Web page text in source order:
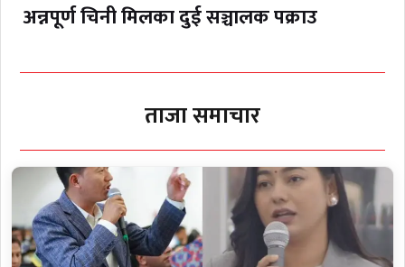
अन्नपूर्ण चिनी मिलका दुई सञ्चालक पक्राउ
ताजा समाचार